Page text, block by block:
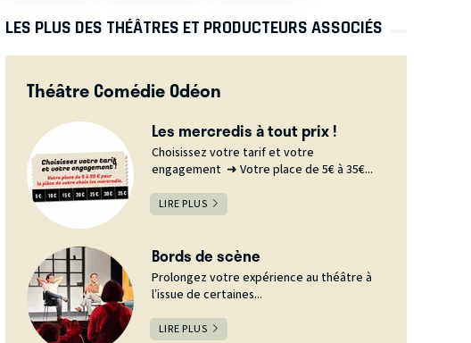
LES PLUS DES THÉÂTRES ET PRODUCTEURS ASSOCIÉS
Théâtre Comédie Odéon
Les mercredis à tout prix !
Choisissez votre tarif et votre
engagement ➜ Votre place de 5€ à 35€...
LIRE PLUS
Bords de scène
Prolongez votre expérience au théâtre à
l’issue de certaines...
LIRE PLUS